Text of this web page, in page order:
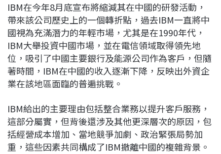
IBM在今年8月底宣布將縮減其在中國的研發活動，
帶來該公司歷史上的一個轉折點，過去IBM一直將中
國視為充滿潛力的年輕市場，尤其是在1990年代，
IBM大舉投資中國市場，並在電信領域取得領先地
位，吸引了中國主要銀行及能源公司作為客戶，但隨
著時間，IBM在中國的收入逐漸下降，反映出外資企
業在該地區面臨的普遍挑戰。
IBM給出的主要理由包括整合業務以提升客戶服務，
這部分屬實，但背後還涉及其他更深層次的原因，包
括經營成本增加、當地競爭加劇、政治緊張局勢加
重，這些因素共同構成了IBM撤離中國的複雜背景。